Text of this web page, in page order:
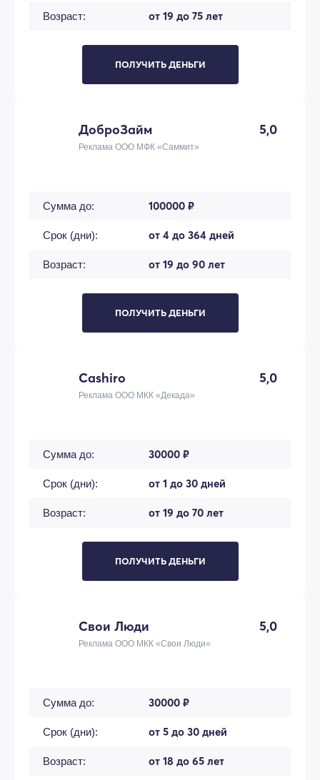
Возраст: от 19 до 75 лет
ПОЛУЧИТЬ ДЕНЬГИ
ДоброЗайм 5,0
Реклама ООО МФК «Саммит»
Сумма до: 100000 ₽
Срок (дни): от 4 до 364 дней
Возраст: от 19 до 90 лет
ПОЛУЧИТЬ ДЕНЬГИ
Cashiro 5,0
Реклама ООО МКК «Декада»
Сумма до: 30000 ₽
Срок (дни): от 1 до 30 дней
Возраст: от 19 до 70 лет
ПОЛУЧИТЬ ДЕНЬГИ
Свои Люди 5,0
Реклама ООО МКК «Свои Люди»
Сумма до: 30000 ₽
Срок (дни): от 5 до 30 дней
Возраст: от 18 до 65 лет